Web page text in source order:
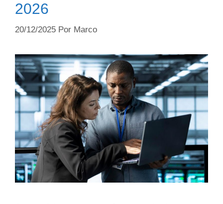
2026
20/12/2025 Por Marco